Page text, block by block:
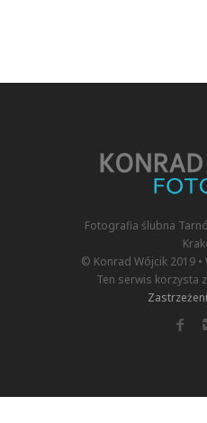
Fotografia ślubna
© Konrad Wójcik 2019
Ten serwis korzysta